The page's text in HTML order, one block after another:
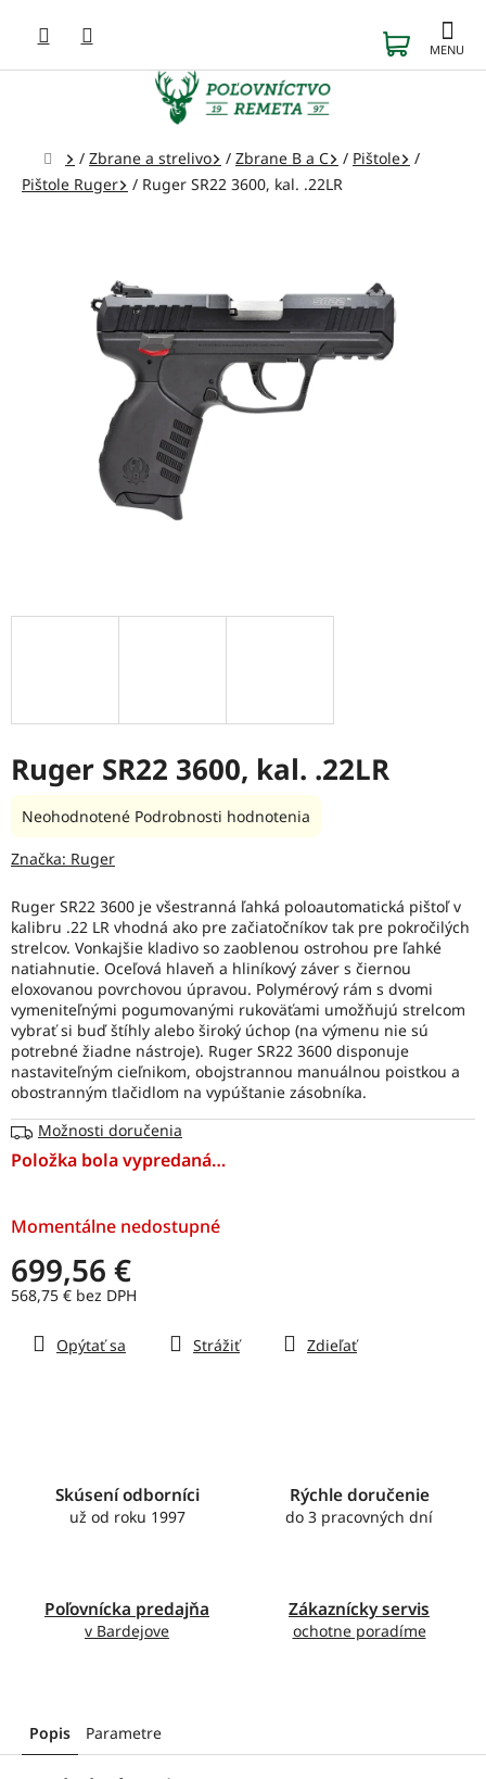
obsah
KOŠÍK
Domov
/ Zbrane a strelivo / Zbrane B a C / Pištole
/
Pištole Ruger
/ Ruger SR22 3600, kal. .22LR
Ruger SR22 3600, kal. .22LR
699,56 €
568,75 € bez DPH
cena:
Momentálne nedostupné
Možnosti doručenia
Položka bola vypredaná…
Ruger SR22 3600 je všestranná ľahká poloautomatická pištoľ v
kalibru .22 LR vhodná ako pre začiatočníkov tak pre pokročilých
strelcov. Vonkajšie kladivo so zaoblenou ostrohou pre ľahké
natiahnutie. Oceľová hlaveň a hliníkový záver s čiernou
eloxovanou povrchovou úpravou. Polymérový rám s dvomi
vymeniteľnými pogumovanými rukoväťami umožňujú strelcom
vybrať si buď štíhly alebo široký úchop (na výmenu nie sú
potrebné žiadne nástroje). Ruger SR22 3600 disponuje
nastaviteľným cieľnikom, obojstrannou manuálnou poistkou a
obostranným tlačidlom na vypúštanie zásobníka.
Opýtať sa Strážiť Zdieľať
Priemerné
produktu
z
5
hviezdičiek.
Neohodnotené Podrobnosti hodnotenia
Značka: Ruger
Skúsení odborníci
už od roku 1997
Rýchle doručenie
do 3 pracovných dní
Poľovnícka predajňa
v Bardejove
Zákaznícky servis
ochotne poradíme
Popis Parametre